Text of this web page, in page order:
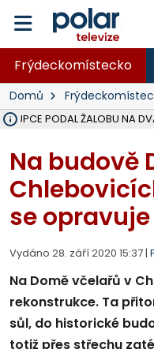
Frýdeckomístecko
Domů
PODAL ŽALOBU NA
Na budově
se
Vydáno 28. září 2020 15:37 |
Na Domě včelařů v
rekonstrukce. Ta
sůl, do historické
totiž přes střechu